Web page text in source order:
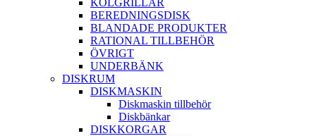
KOLGRILLAR
BEREDNINGSDISK
BLANDADE PRODUKTER
RATIONAL TILLBEHÖR
ÖVRIGT
UNDERBÄNK
DISKRUM
DISKMASKIN
Diskmaskin tillbehör
Diskbänkar
DISKKORGAR